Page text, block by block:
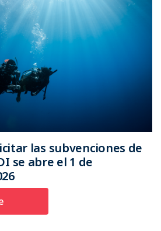
las subvenciones de
se abre el 1 de